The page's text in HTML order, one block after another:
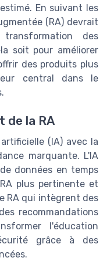
En suivant les
(RA) devrait
des
soit pour améliorer
des produits plus
central dans le
de la RA
(IA) avec la
marquante. L'IA
données en temps
plus pertinente et
RA qui intègrent des
recommandations
l'éducation
grâce à des